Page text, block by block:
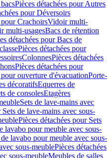
Pièces détachées pour Autres
pour Déversoirs
pour CrachoirsVidoir multi-
multi-usagesBacs de rétention
détachées pour Bacs de
Pièces détachées pour
ColonnesPièces détachées
Pièces détachées pour
ouverture d'évacuationPorte-
décoratifsEquerres de
de consolesEtagères
Sets de lave-mains avec
de lave-mains avec sous-
Pièces détachées pour Sets
lavabo pour meuble avec sous-
lavabo pour meuble avec sous-
sous-meublePièces détachées
sous-meubleMeubles de salles